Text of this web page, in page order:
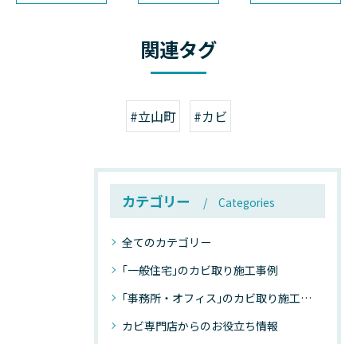
関連タグ
#立山町 #カビ
カテゴリー Categories
全てのカテゴリー
｢一般住宅｣のカビ取り施工事例
｢事務所・オフィス｣のカビ取り施工事例
カビ専門店からのお役立ち情報